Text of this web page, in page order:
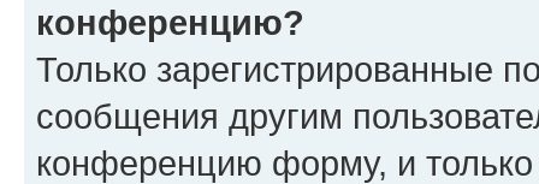
конференцию?
Только зарегистрированные
сообщения другим
конференцию форму, и